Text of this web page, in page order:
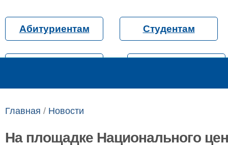
Абитуриентам Студентам
Главная / Новости
На площадке Национального